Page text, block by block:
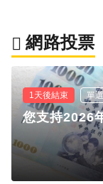
網路投票
1天後結束 單選
您支持2026